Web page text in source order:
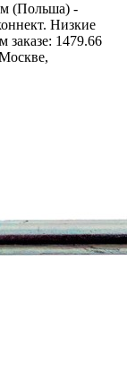
(Польша) -
Низкие
1479.66